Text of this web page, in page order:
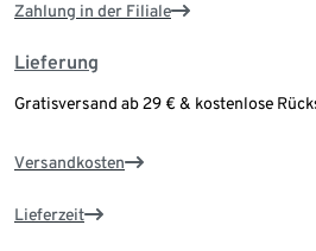
Zahlung in der Filiale
Lieferung
Gratisversand ab 29 € & kostenlose
Versandkosten
Lieferzeit